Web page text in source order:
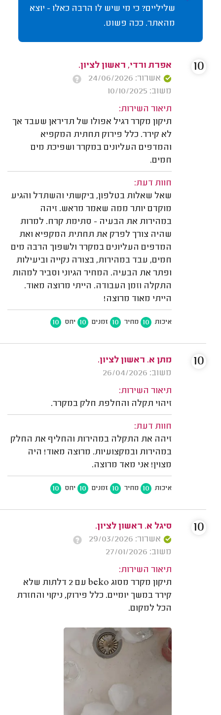
שליליים? כי מי שיש לו הרבה כאלו - יוצא
מהאתר. ככה פשוט.
אפרת ורדי, ראשון לציון.
אשרור: 24/06/2026
משוב: 10/10/2025
תיאור השירות:
תיקון מקרר רגיל אפולו של תדיראן שעבד אך
לא קירר. כלל פירוק תחתית המקפיא
והמדפים העליונים במקרר ושפיכת מים
חמים.
חוות דעת:
שאל שאלות בטלפון, ביקשתי והשתדל והגיע
מוקדם יותר ממה שאמר מראש. זיהה
במהירות את הבעיה - סתימת קרח. למרות
שהיה צורך לפרק את תחתית המקפיא ואת
המדפים העליונים במקרר ולשפוך הרבה מים
חמים, עבד במהירות, בצורה נקייה וביעילות
ופתר את הבעיה. המחיר הגיוני וסביר למהות
התקלה וזמן העבודה. הייתי מרוצה מאוד.
הייתי מאוד מרוצה!
איכות 10 מחיר 10 זמנים 10 יחס 10
10
מתן א. ראשון לציון.
משוב: 26/04/2026
תיאור השירות:
זיהוי תקלה והחלפת חלק במקרר.
חוות דעת:
זיהה את התקלה במהירות והחליף את החלק
במהירות ובמקצועיות. מרוצה מאוד! היה
מצוין! אני מאד מרוצה.
איכות 10 מחיר 10 זמנים 10 יחס 10
10
סיגל א. ראשון לציון.
אשרור: 29/03/2026
משוב: 27/01/2026
תיאור השירות:
תיקון מקרר מסוג beko עם 2 דלתות שלא
קירר במשך יומיים. כלל פירוק, ניקוי והחזרת
הכל למקום.
10